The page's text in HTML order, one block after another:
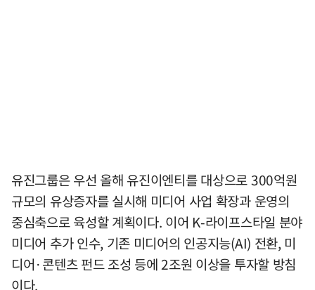
유진그룹은 우선 올해 유진이엔티를 대상으로 300억원
규모의 유상증자를 실시해 미디어 사업 확장과 운영의
중심축으로 육성할 계획이다. 이어 K-라이프스타일 분야
미디어 추가 인수, 기존 미디어의 인공지능(AI) 전환, 미
디어·콘텐츠 펀드 조성 등에 2조원 이상을 투자할 방침
이다.